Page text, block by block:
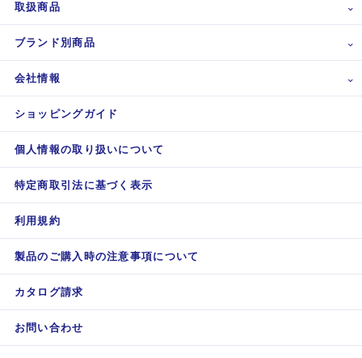
取扱商品
ブランド別商品
会社情報
ショッピングガイド
個人情報の取り扱いについて
特定商取引法に基づく表示
利用規約
製品のご購入時の注意事項について
カタログ請求
お問い合わせ